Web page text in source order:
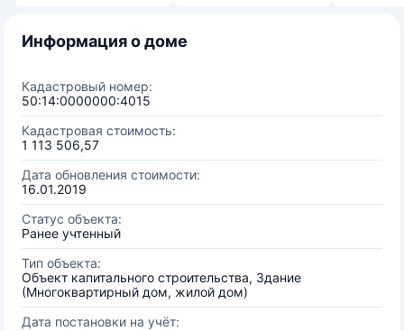
Информация о доме
Кадастровый номер:
50:14:0000000:4015
Кадастровая стоимость:
1 113 506,57
Дата обновления стоимости:
16.01.2019
Статус объекта:
Ранее учтенный
Тип объекта:
Объект капитального строительства, Здание
(Многоквартирный дом, жилой дом)
Дата постановки на учёт: